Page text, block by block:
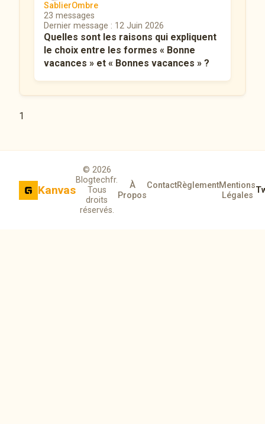
Quelles sont les raisons qui expliquent
le choix entre les formes « Bonne
vacances » et « Bonnes vacances » ?
SablierOmbre
23 messages
Dernier message : 12 Juin 2026
1
Kanvas
© 2026
Blogtechfr.
Tous
droits
réservés.
À
Propos
ContactRèglementMentions
Légales